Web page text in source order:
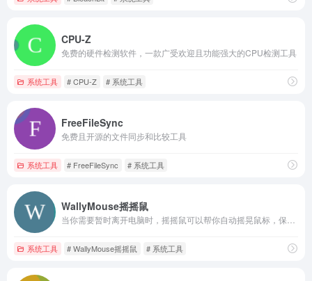
CPU-Z
免费的硬件检测软件，一款广受欢迎且功能强大的CPU检测工具
系统工具 # CPU-Z # 系统工具
FreeFileSync
免费且开源的文件同步和比较工具
系统工具 # FreeFileSync # 系统工具
WallyMouse摇摇鼠
系统工具 # WallyMouse摇摇鼠 # 系统工具